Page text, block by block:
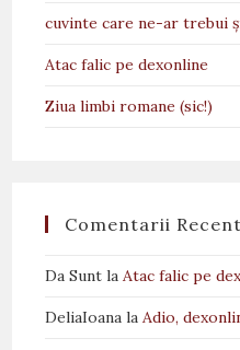
cuvinte care ne-ar trebui
Atac falic pe dexonline
Ziua limbi romane (sic!)
Comentarii
Da Sunt la Atac falic pe
DeliaIoana la Adio,